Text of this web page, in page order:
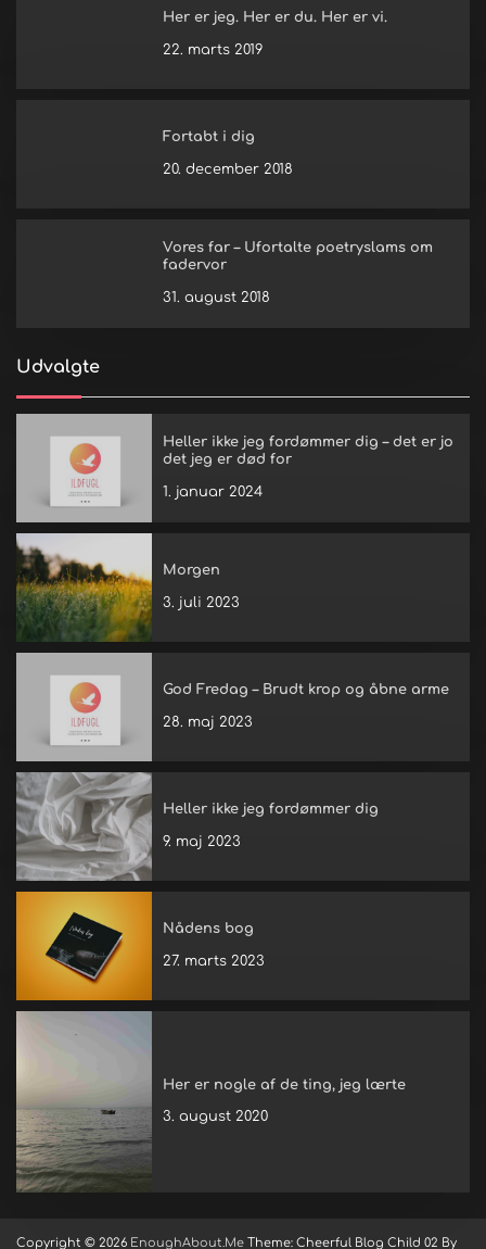
Her er jeg. Her er du. Her er vi.
22. marts 2019
Fortabt i dig
20. december 2018
Vores far – Ufortalte poetryslams om
fadervor
31. august 2018
Udvalgte
Heller ikke jeg fordømmer dig – det er jo
det jeg er død for
1. januar 2024
Morgen
3. juli 2023
God Fredag – Brudt krop og åbne arme
28. maj 2023
Heller ikke jeg fordømmer dig
9. maj 2023
Nådens bog
27. marts 2023
Her er nogle af de ting, jeg lærte
3. august 2020
Copyright © 2026 EnoughAbout.Me Theme: Cheerful Blog Child 02 By